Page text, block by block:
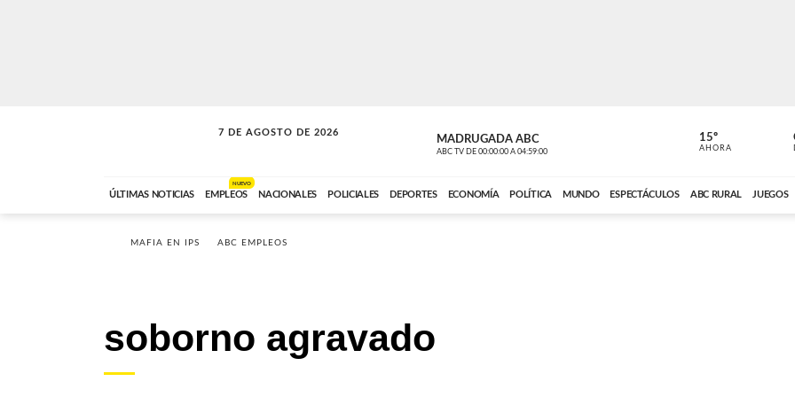
7 DE AGOSTO DE 2026
SOLO MÚSICA MADRUGADA ABC
ABC TV DE 00:00:00 A 04:59:00 ABC CARDINAL
15º
AHORA
ÚLTIMAS NOTICIAS EMPLEOS
NUEVO
NACIONALES POLICIALES DEPORTES ECONOMÍA POLÍTICA MUNDO ESPECTÁCULOS ABC RURAL JUEGOS
MAFIA EN IPS ABC EMPLEOS
soborno agravado